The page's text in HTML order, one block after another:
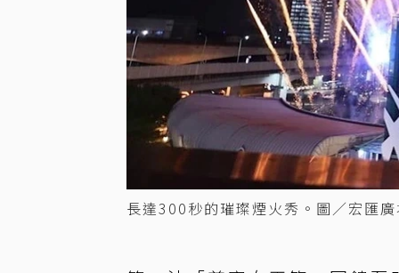
長達300秒的璀璨煙火秀。圖／宏匯